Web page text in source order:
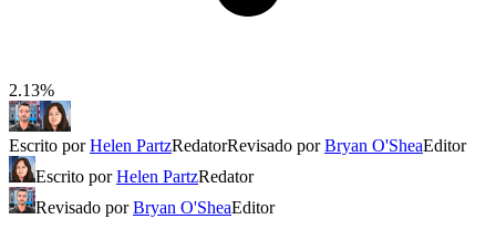
2.13%
Escrito porHelen PartzRedatorRevisado porBryan O'SheaEditor
Escrito porHelen PartzRedator
Revisado porBryan O'SheaEditor